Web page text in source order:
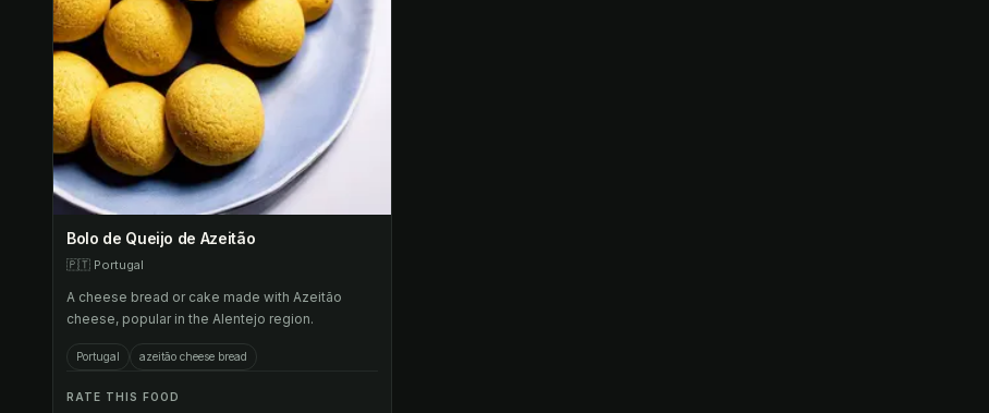
Bolo de Queijo de Azeitão
🇵🇹 Portugal
A cheese bread or cake made with Azeitão
cheese, popular in the Alentejo region.
Portugal azeitão cheese bread
RATE THIS FOOD